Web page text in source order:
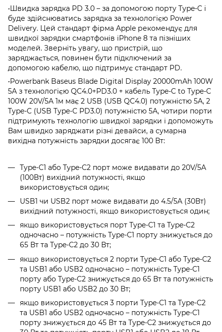
•Швидка зарядка PD 3.0 – за допомогою порту Type-C і
буде здійснюватись зарядка за технологією Power
Delivery. Цей стандарт фірма Apple рекомендує для
швидкої зарядки смартфонів iPhone 8 та пізніших
моделей. Зверніть увагу, що пристрій, що
заряджається, повинен бути підключений за
допомогою кабелю, що підтримує стандарт PD.
•Powerbank Baseus Blade Digital Display 20000mAh 100W
5A з технологією QC4.0+PD3.0 + кабель Type-C to Type-C
100W 20V/5A 1м має 2 USB (USB QC4.0) потужністю 5A, 2
Type-C (USB Type-C PD3.0) потужністю 5A, чотири порти
підтримують технологію швидкої зарядки і допоможуть
Вам швидко заряджати різні девайси, а сумарна
вихідна потужність зарядки досягає 100 Вт:
Type-C1 або Type-C2 порт може видавати до 20V/5A
(100Вт) вихідний потужності, якщо
використовується один;
USB1 чи USB2 порт може видавати до 4.5/5A (30Вт)
вихідний потужності, якщо використовується один;
якщо використовується порт Type-C1 та Type-C2
одночасно – потужність Type-C1 порту знижується до
65 Вт та Type-C2 до 30 Вт;
якщо використовується 2 порти Type-C1 або Type-C2
та USB1 або USB2 одночасно – потужність Type-C1
порту або Type-C2 знижується до 65 Вт та потужність
порту USB1 або USB2 до 30 Вт;
якщо використовується 3 порти Type-C1 та Type-C2
та USB1 або USB2 одночасно – потужність Type-C1
порту знижується до 45 Вт та Type-C2 знижується до